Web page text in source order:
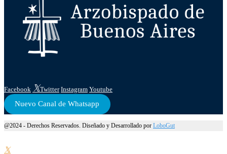
Facebook Twitter Instagram Youtube
Nuevo Canal de Whatsapp
@2024 - Derechos Reservados. Diseñado y Desarrollado por LoboGut